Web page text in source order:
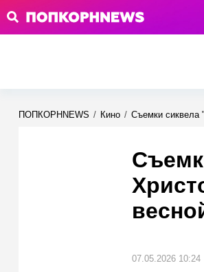
ПОПКОРНNEWS / Кино / Съемки сиквела
07.05.2026 10:24